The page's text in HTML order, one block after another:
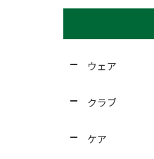
ウェア
クラブ
ケア